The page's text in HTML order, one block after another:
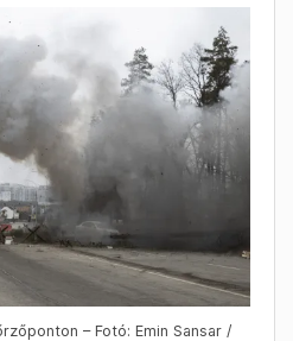
– Fotó: Emin Sansar /